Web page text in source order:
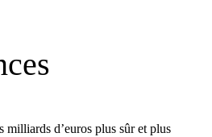
milliards d’euros plus sûr et plus